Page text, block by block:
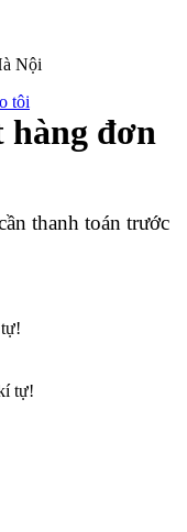
Nội
tôi
đơn
thanh toán trước
tự!